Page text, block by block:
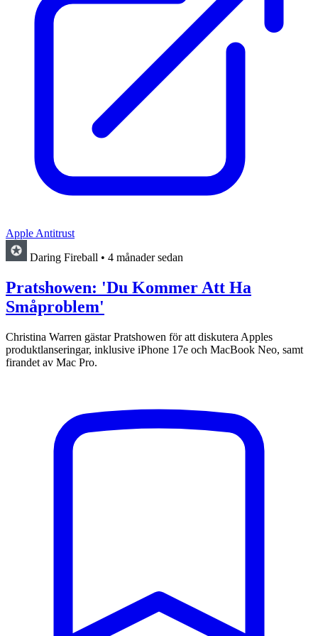
Apple Antitrust
Daring Fireball • 4 månader sedan
Pratshowen: 'Du Kommer Att Ha
Småproblem'
Christina Warren gästar Pratshowen för att diskutera Apples
produktlanseringar, inklusive iPhone 17e och MacBook Neo, samt
firandet av Mac Pro.